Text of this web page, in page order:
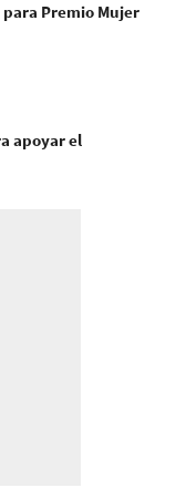
Premio Mujer
apoyar el